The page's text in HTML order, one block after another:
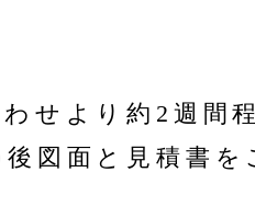
せより約2週間
図面と見積書